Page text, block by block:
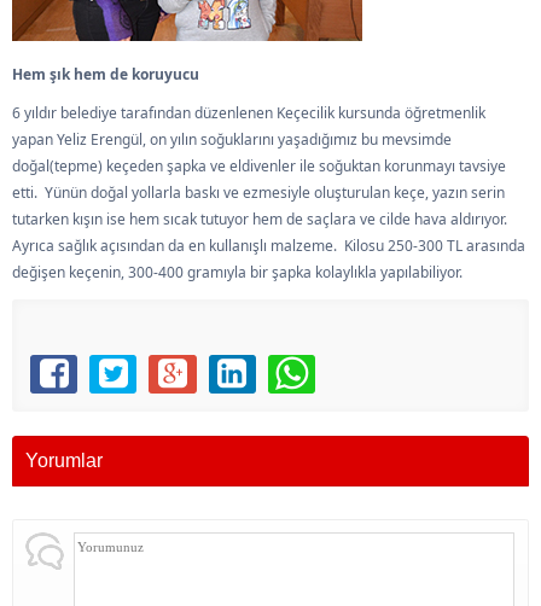
Hem şık hem de koruyucu
6 yıldır belediye tarafından düzenlenen Keçecilik kursunda öğretmenlik
yapan Yeliz Erengül, on yılın soğuklarını yaşadığımız bu mevsimde
doğal(tepme) keçeden şapka ve eldivenler ile soğuktan korunmayı tavsiye
etti. Yünün doğal yollarla baskı ve ezmesiyle oluşturulan keçe, yazın serin
tutarken kışın ise hem sıcak tutuyor hem de saçlara ve cilde hava aldırıyor.
Ayrıca sağlık açısından da en kullanışlı malzeme. Kilosu 250-300 TL arasında
değişen keçenin, 300-400 gramıyla bir şapka kolaylıkla yapılabiliyor.
Yorumlar